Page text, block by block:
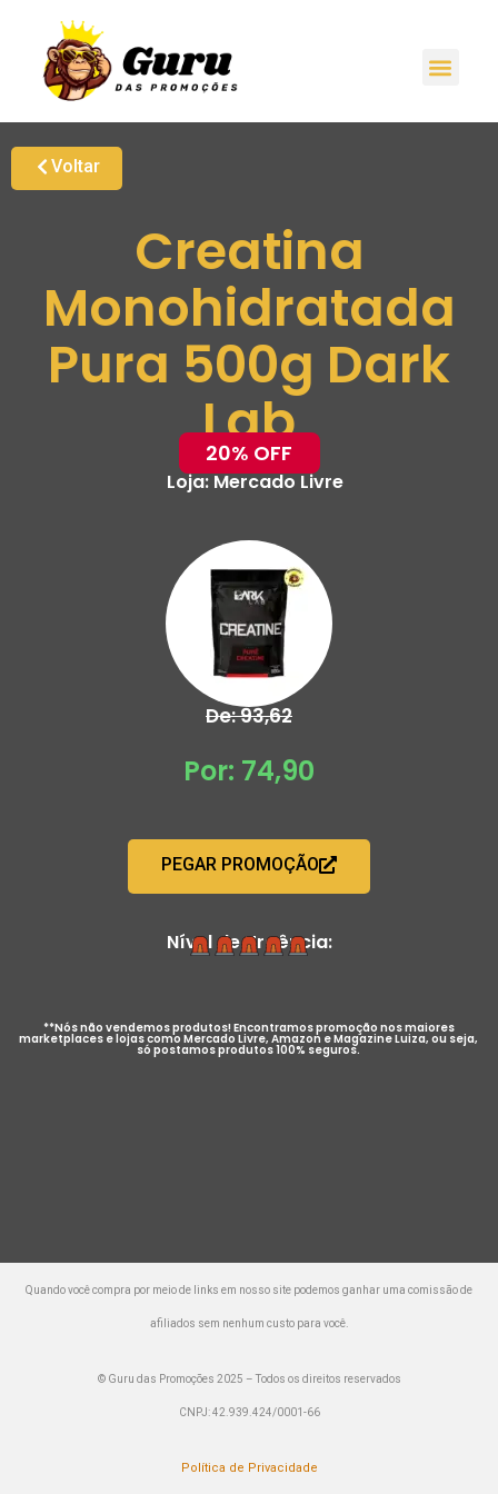
Voltar
Creatina
Monohidratada
Pura 500g Dark
Lab
20% OFF
Loja:Mercado Livre
De: 93,62
Por: 74,90
PEGAR PROMOÇÃO
Nível de Urgência:
**Nós não vendemos produtos! Encontramos promoção nos maiores
marketplaces e lojas como Mercado Livre, Amazon e Magazine Luiza, ou seja,
só postamos produtos 100% seguros.
Quando você compra por meio de links em nosso site podemos ganhar uma comissão de
afiliados sem nenhum custo para você.
© Guru das Promoções 2025 – Todos os direitos reservados
CNPJ: 42.939.424/0001-66
Política de Privacidade